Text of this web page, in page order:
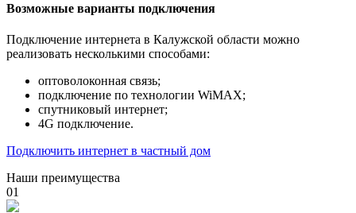
Возможные варианты подключения
Подключение интернета в Калужской области можно
реализовать несколькими способами:
оптоволоконная связь;
подключение по технологии WiMAX;
спутниковый интернет;
4G подключение.
Подключить интернет в частный дом
Наши преимущества
01